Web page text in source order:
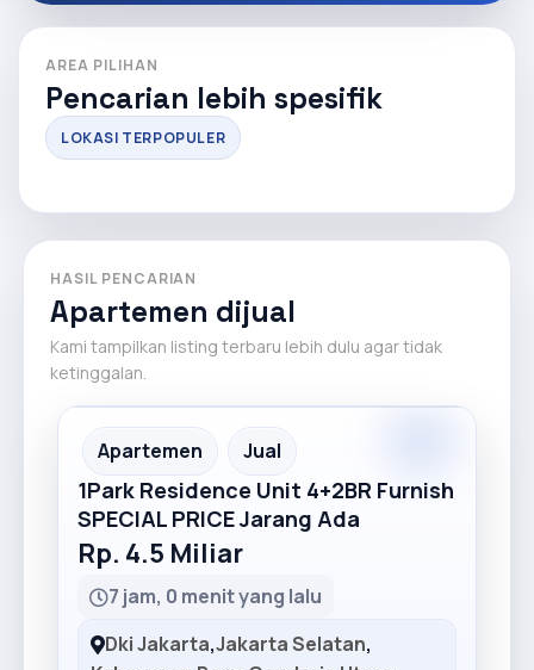
AREA PILIHAN
Pencarian lebih spesifik
LOKASI TERPOPULER
HASIL PENCARIAN
Apartemen dijual
Kami tampilkan listing terbaru lebih dulu agar tidak
ketinggalan.
Recommended
Apartemen Jual
1Park Residence Unit 4+2BR Furnish
SPECIAL PRICE Jarang Ada
Rp. 4.5 Miliar
7 jam, 0 menit yang lalu
Dki Jakarta,Jakarta Selatan,